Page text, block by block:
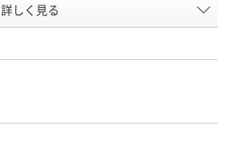
年クラス番号7桁・
120問・5択（数字）
年クラス番号
問・10択（カナ
詳しく見る